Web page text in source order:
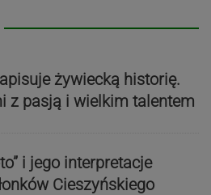
żywiecką historię.
z pasją i wielkim talentem
i jego interpretacje
Cieszyńskiego